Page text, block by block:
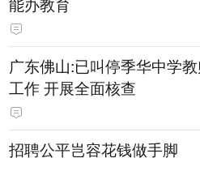
广东佛山:已叫停季华中学
工作 开展全面核查
招聘公平岂容花钱做手脚